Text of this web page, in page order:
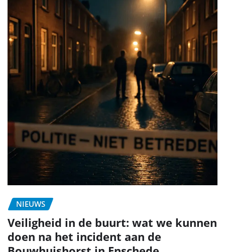
NIEUWS
Veiligheid in de buurt: wat we kunnen
doen na het incident aan de